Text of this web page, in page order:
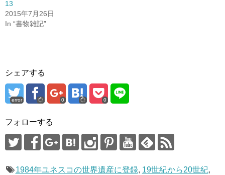
す
)
ウ
ィ
13
2015年7月26日
In “書物雑記”
シェアする
error 0 0
フォローする
1984年ユネスコの世界遺産に登録, 19世紀から20世紀,